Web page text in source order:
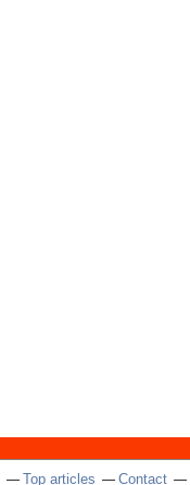
Top articles Contact